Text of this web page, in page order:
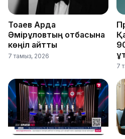
Тоқаев Ардақ
Әмірқұловтың отбасына
көңіл айтты
7 тамыз, 2026
7